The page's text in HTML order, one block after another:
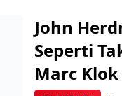
John
Seperti
Marc